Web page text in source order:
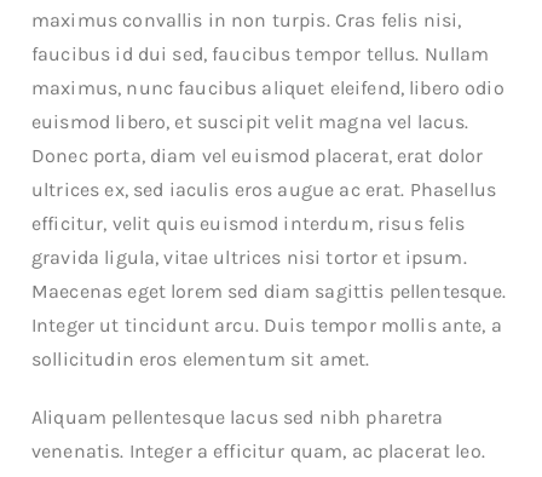
maximus convallis in non turpis. Cras felis nisi,
faucibus id dui sed, faucibus tempor tellus. Nullam
maximus, nunc faucibus aliquet eleifend, libero odio
euismod libero, et suscipit velit magna vel lacus.
Donec porta, diam vel euismod placerat, erat dolor
ultrices ex, sed iaculis eros augue ac erat. Phasellus
efficitur, velit quis euismod interdum, risus felis
gravida ligula, vitae ultrices nisi tortor et ipsum.
Maecenas eget lorem sed diam sagittis pellentesque.
Integer ut tincidunt arcu. Duis tempor mollis ante, a
sollicitudin eros elementum sit amet.
Aliquam pellentesque lacus sed nibh pharetra
venenatis. Integer a efficitur quam, ac placerat leo.